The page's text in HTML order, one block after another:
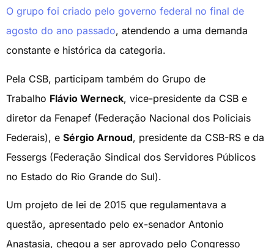
O grupo foi criado pelo governo federal no final de
agosto do ano passado, atendendo a uma demanda
constante e histórica da categoria.
Pela CSB, participam também do Grupo de
Trabalho Flávio Werneck, vice-presidente da CSB e
diretor da Fenapef (Federação Nacional dos Policiais
Federais), e Sérgio Arnoud, presidente da CSB-RS e da
Fessergs (Federação Sindical dos Servidores Públicos
no Estado do Rio Grande do Sul).
Um projeto de lei de 2015 que regulamentava a
questão, apresentado pelo ex-senador Antonio
Anastasia, chegou a ser aprovado pelo Congresso